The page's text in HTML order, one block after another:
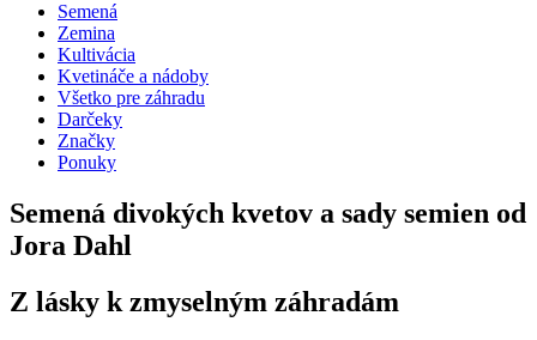
Semená
Zemina
Kultivácia
Kvetináče a nádoby
Všetko pre záhradu
Darčeky
Značky
Ponuky
Semená divokých kvetov a sady semien od
Jora Dahl
Z lásky k zmyselným záhradám